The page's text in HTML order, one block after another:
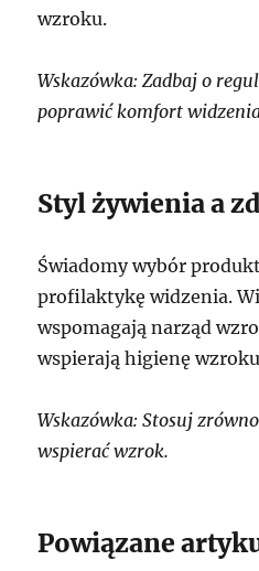
wzroku.
Wskazówka: Zadbaj o
poprawić komfort
Styl żywienia a
Świadomy wybór
profilaktykę widzenia.
wspomagają narząd
wspierają higienę
Wskazówka: Stosuj
wspierać wzrok.
Powiązane